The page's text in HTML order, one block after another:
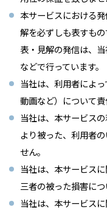
本サービスにおける
解を必ずしも表すも
表・見解の発信は、
などで行っています。
当社は、利用者によ
動画など）について責
当社は、本サービス
より被った、利用者
せん。
当社は、本サービス
三者の被った損害につ
当社は、本サービス